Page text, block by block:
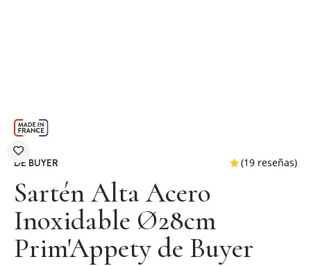
DE BUYER
Sartén Alta Acero
Inoxidable Ø28cm
Prim'Appety de Buyer